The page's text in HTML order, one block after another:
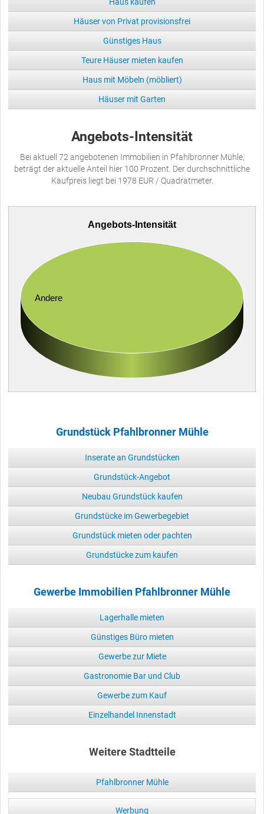
Häuser von Privat provisionsfrei
Günstiges Haus
Teure Häuser mieten kaufen
Haus mit Möbeln (möbliert)
Häuser mit Garten
Angebots-Intensität
Bei aktuell 72 angebotenen Immobilien in Pfahlbronner Mühle,
beträgt der aktuelle Anteil hier 100 Prozent. Der durchschnittliche
Kaufpreis liegt bei 1978 EUR / Quadratmeter.
Angebots-Intensität
Andere
Grundstück Pfahlbronner Mühle
Inserate an Grundstücken
Grundstück-Angebot
Neubau Grundstück kaufen
Grundstücke im Gewerbegebiet
Grundstück mieten oder pachten
Grundstücke zum kaufen
Gewerbe Immobilien Pfahlbronner Mühle
Lagerhalle mieten
Günstiges Büro mieten
Gewerbe zur Miete
Gastronomie Bar und Club
Gewerbe zum Kauf
Einzelhandel Innenstadt
Weitere Stadtteile
Pfahlbronner Mühle
Werbung